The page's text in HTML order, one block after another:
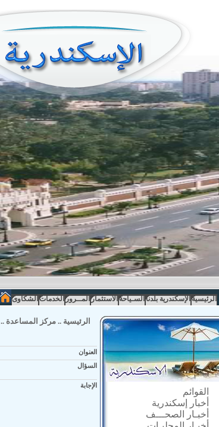
الرئيسية الإسكندرية بلدنا السـياحة الاستثمار المــرور الخدمات الشكاوى
القوائم
أخبار إسكندرية
أخبـار الصحـــف
الرئيسية .. مركز المساعدة ..
العنوان
السؤال
الإجابة